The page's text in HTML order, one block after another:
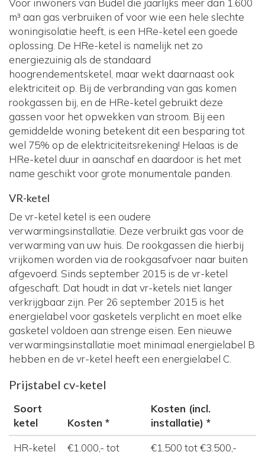
Voor inwoners van Budel die jaarlijks meer dan 1.600
m³ aan gas verbruiken of voor wie een hele slechte
woningisolatie heeft, is een HRe-ketel een goede
oplossing. De HRe-ketel is namelijk net zo
energiezuinig als de standaard
hoogrendementsketel, maar wekt daarnaast ook
elektriciteit op. Bij de verbranding van gas komen
rookgassen bij, en de HRe-ketel gebruikt deze
gassen voor het opwekken van stroom. Bij een
gemiddelde woning betekent dit een besparing tot
wel 75% op de elektriciteitsrekening! Helaas is de
HRe-ketel duur in aanschaf en daardoor is het met
name geschikt voor grote monumentale panden.
VR-ketel
De vr-ketel ketel is een oudere
verwarmingsinstallatie. Deze verbruikt gas voor de
verwarming van uw huis. De rookgassen die hierbij
vrijkomen worden via de rookgasafvoer naar buiten
afgevoerd. Sinds september 2015 is de vr-ketel
afgeschaft. Dat houdt in dat vr-ketels niet langer
verkrijgbaar zijn. Per 26 september 2015 is het
energielabel voor gasketels verplicht en moet elke
gasketel voldoen aan strenge eisen. Een nieuwe
verwarmingsinstallatie moet minimaal energielabel B
hebben en de vr-ketel heeft een energielabel C.
Prijstabel cv-ketel
Soort
ketel
Kosten *
Kosten (incl.
installatie) *
HR-ketel
€1.000,- tot
€1.500 tot €3.500,-